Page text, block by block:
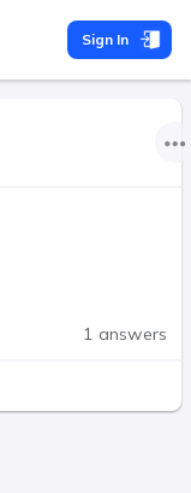
Sign In
1 answers